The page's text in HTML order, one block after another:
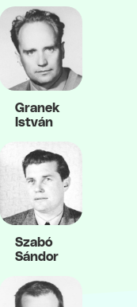
Granek
István
Szabó
Sándor